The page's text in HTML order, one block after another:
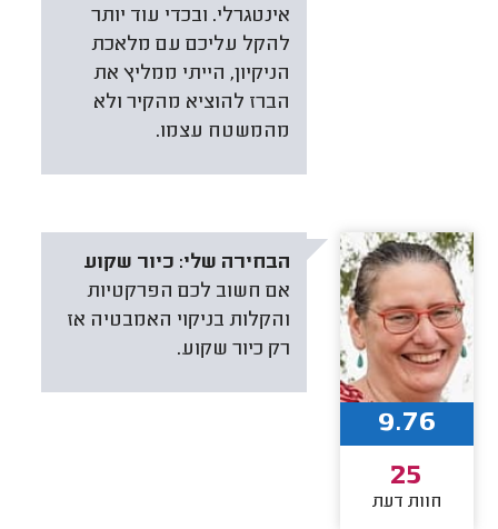
אינטגרלי. ובכדי עוד יותר
להקל עליכם עם מלאכת
הניקיון, הייתי ממליץ את
הברז להוציא מהקיר ולא
מהמשטח עצמו.
הבחירה שלי: כיור שקוע
אם חשוב לכם הפרקטיות
והקלות בניקוי האמבטיה אז
רק כיור שקוע.
9.76
25
חוות דעת